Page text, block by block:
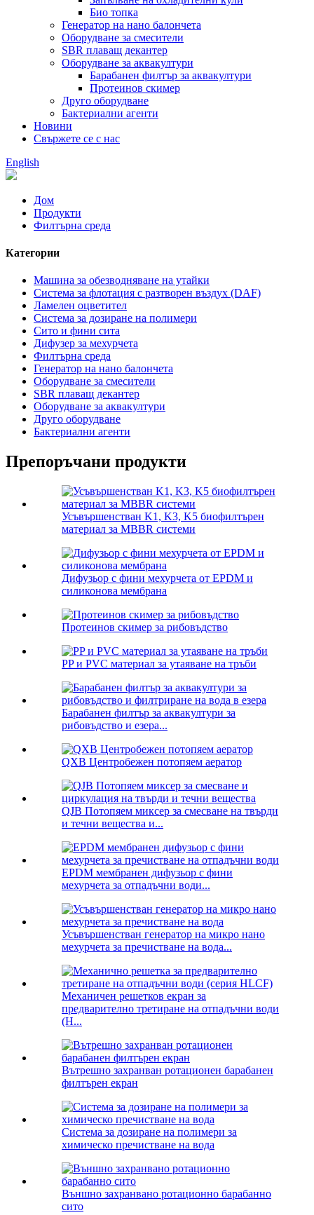
Био топка
Генератор на нано балончета
Оборудване за смесители
SBR плаващ декантер
Оборудване за аквакултури
Барабанен филтър за аквакултури
Протеинов скимер
Друго оборудване
Бактериални агенти
Новини
Свържете се с нас
English
Дом
Продукти
Филтърна среда
Категории
Машина за обезводняване на утайки
Система за флотация с разтворен въздух (DAF)
Ламелен оцветител
Система за дозиране на полимери
Сито и фини сита
Дифузер за мехурчета
Филтърна среда
Генератор на нано балончета
Оборудване за смесители
SBR плаващ декантер
Оборудване за аквакултури
Друго оборудване
Бактериални агенти
Препоръчани продукти
Усъвършенстван K1, K3, K5 биофилтърен
материал за MBBR системи
Дифузьор с фини мехурчета от EPDM и
силиконова мембрана
Протеинов скимер за рибовъдство
PP и PVC материал за утаяване на тръби
Барабанен филтър за аквакултури за
рибовъдство и езера...
QXB Центробежен потопяем аератор
QJB Потопяем миксер за смесване на твърди
и течни вещества и...
EPDM мембранен дифузьор с фини
мехурчета за отпадъчни води...
Усъвършенстван генератор на микро нано
мехурчета за пречистване на вода...
Механичен решетков екран за
предварително третиране на отпадъчни води
(H...
Вътрешно захранван ротационен барабанен
филтърен екран
Система за дозиране на полимери за
химическо пречистване на вода
Външно захранвано ротационно барабанно
сито